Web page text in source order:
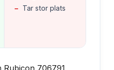
− Tar stor plats